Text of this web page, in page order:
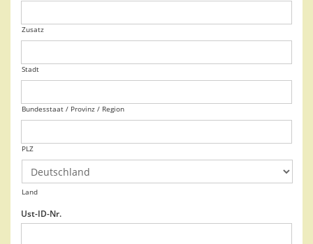
Zusatz
Stadt
Bundesstaat / Provinz / Region
PLZ
Land
Ust-ID-Nr.